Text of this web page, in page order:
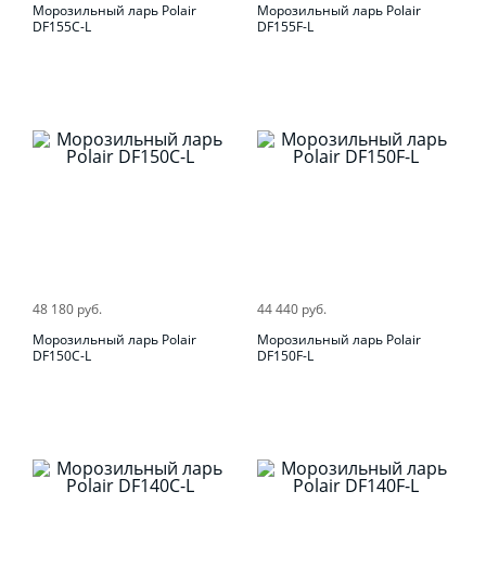
Морозильный ларь Polair
DF155C-L
Морозильный ларь Polair
DF155F-L
48 180 руб.
Морозильный ларь Polair
DF150C-L
44 440 руб.
Морозильный ларь Polair
DF150F-L